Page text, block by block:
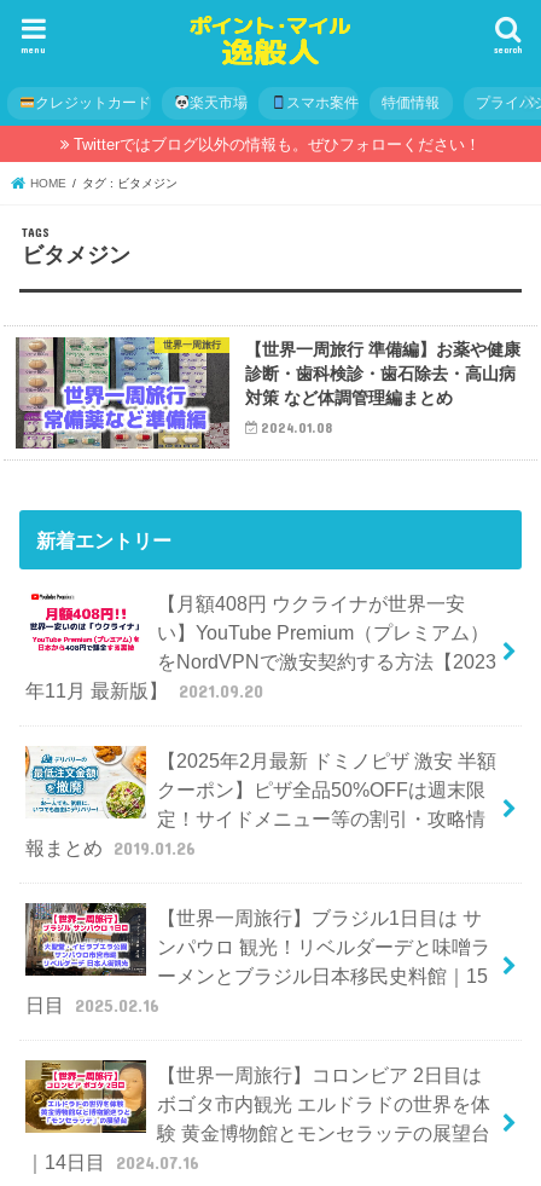
search
menu
クレジットカード 楽天市場 スマホ案件 特価情報 プライバ
Twitterではブログ以外の情報も。ぜひフォローください！
HOME タグ : ビタメジン
ビタメジン
世界一周旅行
【世界一周旅行 準備編】お薬や健康
診断・歯科検診・歯石除去・高山病
対策 など体調管理編まとめ
2024.01.08
新着エントリー
【月額408円 ウクライナが世界一安
い】YouTube Premium（プレミアム）
をNordVPNで激安契約する方法【2023
年11月 最新版】
2021.09.20
【2025年2月最新 ドミノピザ 激安 半額
クーポン】ピザ全品50%OFFは週末限
定！サイドメニュー等の割引・攻略情
報まとめ
2019.01.26
【世界一周旅行】ブラジル1日目は サ
ンパウロ 観光！リベルダーデと味噌ラ
ーメンとブラジル日本移民史料館｜15
日目
2025.02.16
【世界一周旅行】コロンビア 2日目は
ボゴタ市内観光 エルドラドの世界を体
験 黄金博物館とモンセラッテの展望台
｜14日目
2024.07.16